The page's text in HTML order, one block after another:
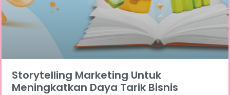
Storytelling Marketing Untuk
Meningkatkan Daya Tarik Bisnis